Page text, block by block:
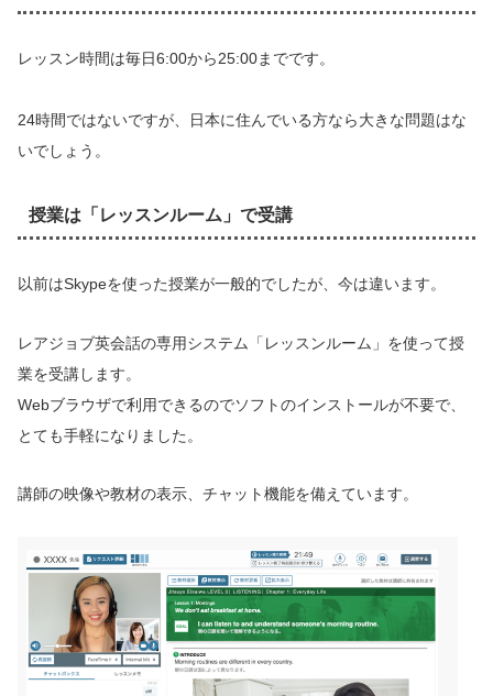
レッスン時間は毎日6:00から25:00までです。
24時間ではないですが、日本に住んでいる方なら大きな問題はな
いでしょう。
授業は「レッスンルーム」で受講
以前はSkypeを使った授業が一般的でしたが、今は違います。
レアジョブ英会話の専用システム「レッスンルーム」を使って授
業を受講します。
Webブラウザで利用できるのでソフトのインストールが不要で、
とても手軽になりました。
講師の映像や教材の表示、チャット機能を備えています。